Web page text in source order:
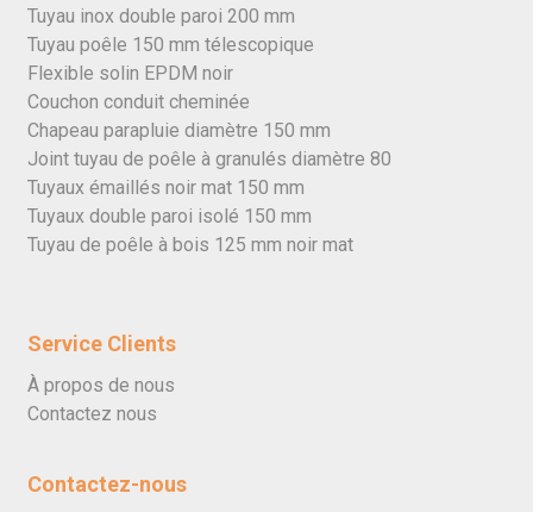
Tuyau inox double paroi 200 mm
Tuyau poêle 150 mm télescopique
Flexible solin EPDM noir
Couchon conduit cheminée
Chapeau parapluie diamètre 150 mm
Joint tuyau de poêle à granulés diamètre 80
Tuyaux émaillés noir mat 150 mm
Tuyaux double paroi isolé 150 mm
Tuyau de poêle à bois 125 mm noir mat
Service Clients
À propos de nous
Contactez nous
Contactez-nous